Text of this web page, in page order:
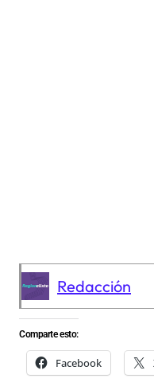
Redacción
Comparte esto:
Facebook